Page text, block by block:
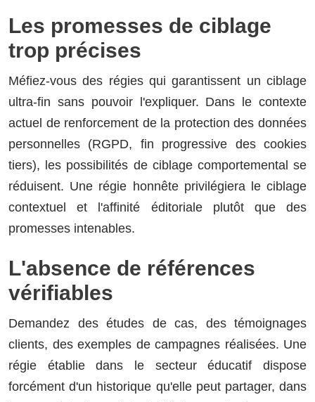
Les promesses de ciblage
trop précises
Méfiez-vous des régies qui garantissent un ciblage
ultra-fin sans pouvoir l'expliquer. Dans le contexte
actuel de renforcement de la protection des données
personnelles (RGPD, fin progressive des cookies
tiers), les possibilités de ciblage comportemental se
réduisent. Une régie honnête privilégiera le ciblage
contextuel et l'affinité éditoriale plutôt que des
promesses intenables.
L'absence de références
vérifiables
Demandez des études de cas, des témoignages
clients, des exemples de campagnes réalisées. Une
régie établie dans le secteur éducatif dispose
forcément d'un historique qu'elle peut partager, dans